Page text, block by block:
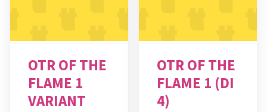
OTR OF THE
FLAME 1
VARIANT
OTR OF THE
FLAME 1 (DI
4)